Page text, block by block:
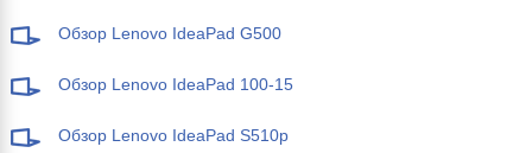
Обзор Lenovo IdeaPad G500
Обзор Lenovo IdeaPad 100-15
Обзор Lenovo IdeaPad S510p